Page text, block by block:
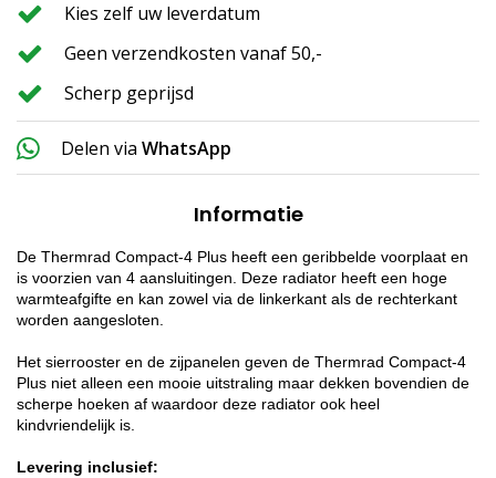
Kies zelf uw leverdatum
Geen verzendkosten vanaf 50,-
Scherp geprijsd
Delen via WhatsApp
Informatie
De Thermrad Compact-4 Plus heeft een geribbelde voorplaat en
is voorzien van 4 aansluitingen. Deze radiator heeft een hoge
warmteafgifte en kan zowel via de linkerkant als de rechterkant
worden aangesloten.
Het sierrooster en de zijpanelen geven de Thermrad Compact-4
Plus niet alleen een mooie uitstraling maar dekken bovendien de
scherpe hoeken af waardoor deze radiator ook heel
kindvriendelijk is.
Levering inclusief: